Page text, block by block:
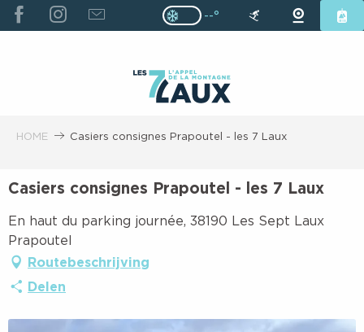
ALLER
AU
Page D’accueil Actuelle Hiver :
Page D’accueil Actuelle
--°
HOME Casiers consignes Prapoutel - les 7 Laux
Casiers consignes Prapoutel - les 7 Laux
En haut du parking journée, 38190 Les Sept Laux
Prapoutel
Routebeschrijving
Delen